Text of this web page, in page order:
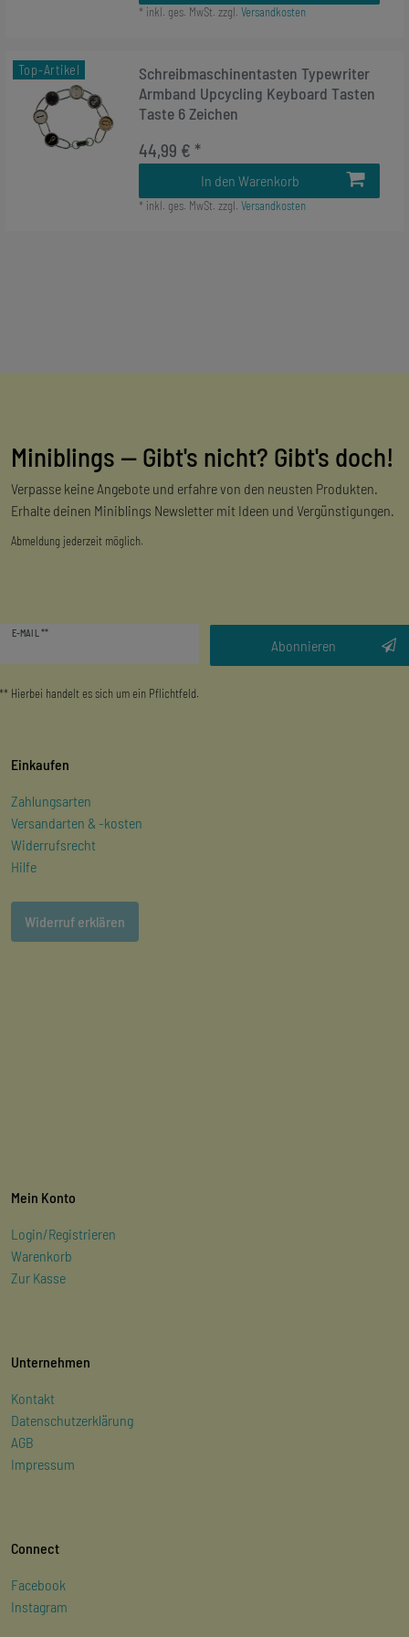
* inkl. ges. MwSt. zzgl. Versandkosten
Top-Artikel
Schreibmaschinentasten Typewriter
Armband Upcycling Keyboard Tasten
Taste 6 Zeichen
44,99 € *
In den Warenkorb
* inkl. ges. MwSt. zzgl. Versandkosten
Miniblings — Gibt's nicht? Gibt's doch!
Verpasse keine Angebote und erfahre von den neusten Produkten.
Erhalte deinen Miniblings Newsletter mit Ideen und Vergünstigungen.
Abmeldung jederzeit möglich.
E-MAIL **
Abonnieren
** Hierbei handelt es sich um ein Pflichtfeld.
Einkaufen
Zahlungsarten
Versandarten & -kosten
Widerrufsrecht
Hilfe
Widerruf erklären
Mein Konto
Login/Registrieren
Warenkorb
Zur Kasse
Unternehmen
Kontakt
Datenschutzerklärung
AGB
Impressum
Connect
Facebook
Instagram